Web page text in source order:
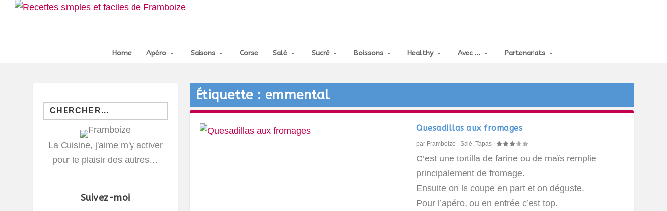
Home Apéro Saisons Corse Salé Sucré Boissons Healthy Avec … Partenariats
Étiquette : emmental
Quesadillas aux fromages
par Framboize |Salé,Tapas |
C’est une tortilla de farine ou de maïs remplie
principalement de fromage.
Ensuite on la coupe en part et on déguste.
Pour l’apéro, ou en entrée c’est top.
Search
for:
La Cuisine, j'aime m'y activer
pour le plaisir des autres…
Suivez-moi